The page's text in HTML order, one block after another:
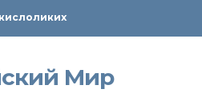
США с Ираном
Революции в Иране
до Ливана и Газы
Мир